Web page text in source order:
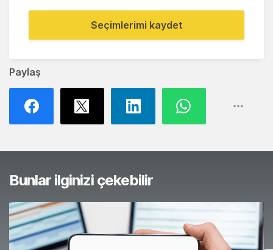
Paylaş
Seçimlerimi kaydet
Bunlar ilginizi çekebilir